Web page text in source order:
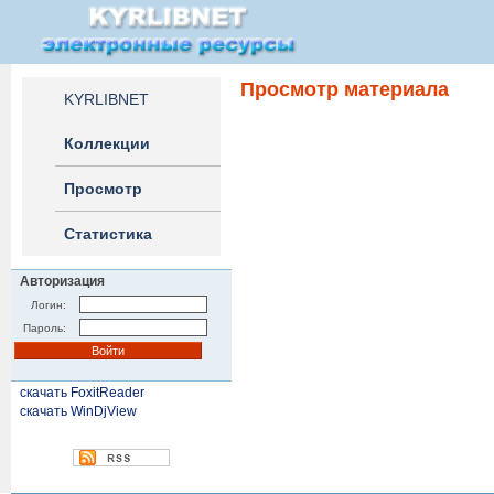
KYRLIBNET
Коллекции
Просмотр
Статистика
Авторизация
Логин:
Пароль:
скачать FoxitReader
скачать WinDjView
Просмотр материала